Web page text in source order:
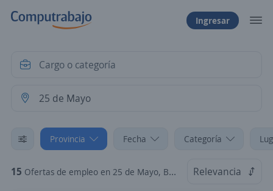
Ingresar
Provincia Fecha Categoría
15 Ofertas de empleo en 25 de Mayo, Buenos Aires Relevancia